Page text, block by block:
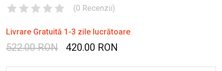
(0 Recenzii)
Livrare Gratuită 1-3 zile lucrătoare
522.00 RON 420.00 RON